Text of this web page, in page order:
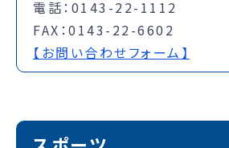
電話：0143-22-1112
FAX：0143-22-6602
【お問い合わせフォーム】